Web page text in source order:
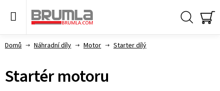
Domů Náhradní díly Motor Starter dílý
Startér motoru